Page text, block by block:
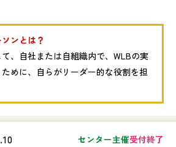
ンとは？
、自社または自組織内で、WLBの実
めに、自らがリーダー的な役割を担
センター主催受付終了